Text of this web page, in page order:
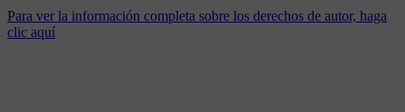
Para ver la información completa sobre los derechos de autor, haga
clic aquí